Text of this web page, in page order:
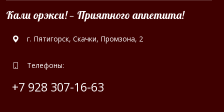
Кали орэкси! — Приятного аппетита!
г. Пятигорск, Скачки, Промзона, 2
Телефоны:
+7 928 307-16-63